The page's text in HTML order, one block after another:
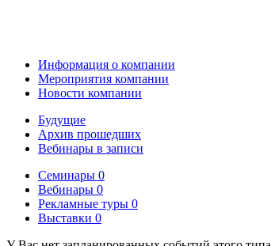
Информация о компании
Мероприятия компании
Новости компании
Будущие
Архив прошедших
Вебинары в записи
Семинары 0
Вебинары 0
Рекламные туры 0
Выставки 0